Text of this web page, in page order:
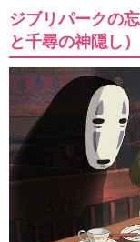
ジブリパークの
と千尋の神隠し）